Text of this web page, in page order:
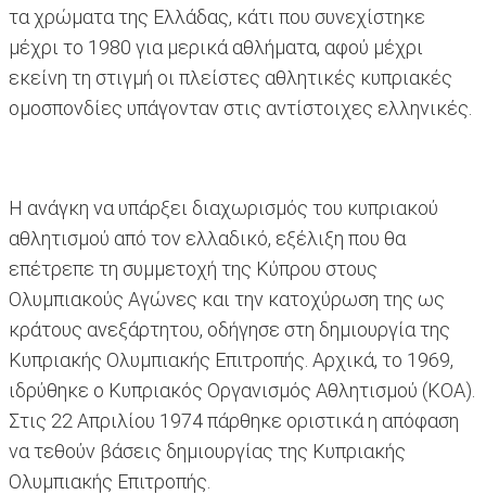
τα χρώματα της Ελλάδας, κάτι που συνεχίστηκε
μέχρι το 1980 για μερικά αθλήματα, αφού μέχρι
εκείνη τη στιγμή οι πλείστες αθλητικές κυπριακές
ομοσπονδίες υπάγονταν στις αντίστοιχες ελληνικές.
Η ανάγκη να υπάρξει διαχωρισμός του κυπριακού
αθλητισμού από τον ελλαδικό, εξέλιξη που θα
επέτρεπε τη συμμετοχή της Κύπρου στους
Ολυμπιακούς Αγώνες και την κατοχύρωση της ως
κράτους ανεξάρτητου, οδήγησε στη δημιουργία της
Κυπριακής Ολυμπιακής Επιτροπής. Αρχικά, το 1969,
ιδρύθηκε ο Κυπριακός Οργανισμός Αθλητισμού (ΚΟΑ).
Στις 22 Απριλίου 1974 πάρθηκε οριστικά η απόφαση
να τεθούν βάσεις δημιουργίας της Κυπριακής
Ολυμπιακής Επιτροπής.